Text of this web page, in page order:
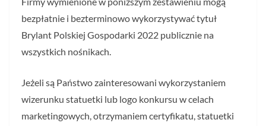
bezpłatnie i bezterminowo wykorzystywać tytuł
Brylant Polskiej Gospodarki 2022 publicznie na
wszystkich nośnikach.
Jeżeli są Państwo zainteresowani wykorzystaniem
wizerunku statuetki lub logo konkursu w celach
marketingowych, otrzymaniem certyfikatu, statuetki